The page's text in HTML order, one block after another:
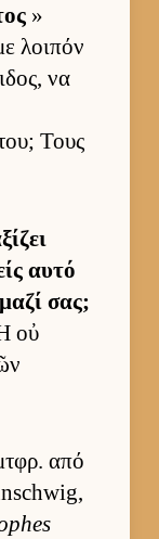
»
λοι­πόν
να
Τους
αυτό
σας;
οὐ
από